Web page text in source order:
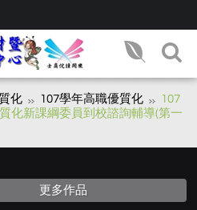
化 107學年高職優質化
107
化新課綱委員到校諮詢輔導(第一
更多作品